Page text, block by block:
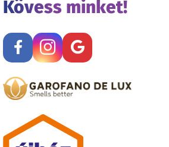
Kövess minket!